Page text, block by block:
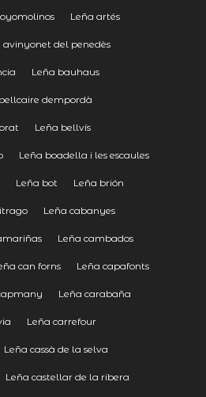
Leña artés
avinyonet del penedès
Leña bauhaus
dempordà
Leña bellvís
Leña boadella i les escaules
Leña bot Leña brión
Leña cabanyes
Leña cambados
can forns Leña capafonts
Leña carabaña
Leña carrefour
Leña cassà de la selva
Leña castellar de la ribera